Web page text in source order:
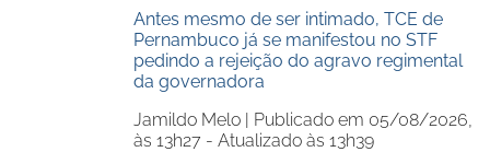
Antes mesmo de ser intimado, TCE de
Pernambuco já se manifestou no STF
pedindo a rejeição do agravo regimental
da governadora
Jamildo Melo | Publicado em 05/08/2026,
às 13h27 - Atualizado às 13h39